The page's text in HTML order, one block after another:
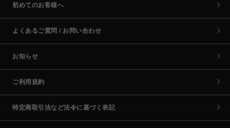
初めてのお客様へ
よくあるご質問 / お問い合わせ
お知らせ
ご利用規約
特定商取引法など法令に基づく表記